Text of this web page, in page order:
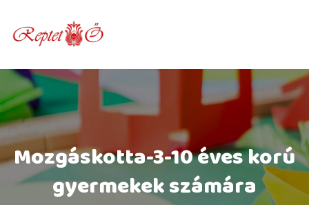
content
Mozgáskotta-3-10 éves korú
gyermekek számára